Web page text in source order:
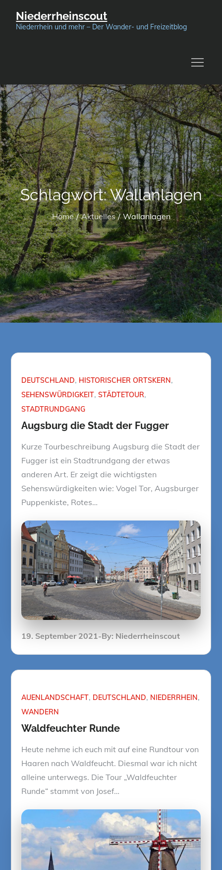
Niederrheinscout
Niederrhein und mehr – Der Wander- und Freizeitblog
Schlagwort:Wallanlagen
Home Aktuelles Wallanlagen
DEUTSCHLAND HISTORISCHER ORTSKERN
SEHENSWÜRDIGKEIT STÄDTETOUR
STADTRUNDGANG
Augsburg die Stadt der Fugger
Kurze Tourbeschreibung Augsburg die Stadt der
Fugger ist ein Stadtrundgang der etwas
anderen Art. Er zeigt die wichtigsten
Sehenswürdigkeiten wie: Vogel Tor, Augsburger
Puppenkiste, Rotes…
Posted
19. September 2021 By: Niederrheinscout
AUENLANDSCHAFT DEUTSCHLAND NIEDERRHEIN
WANDERN
Waldfeuchter Runde
Heute nehme ich euch mit auf eine Rundtour von
Haaren nach Waldfeucht. Diesmal war ich nicht
alleine unterwegs. Die Tour „Waldfeuchter
Runde“ stammt von Josef…